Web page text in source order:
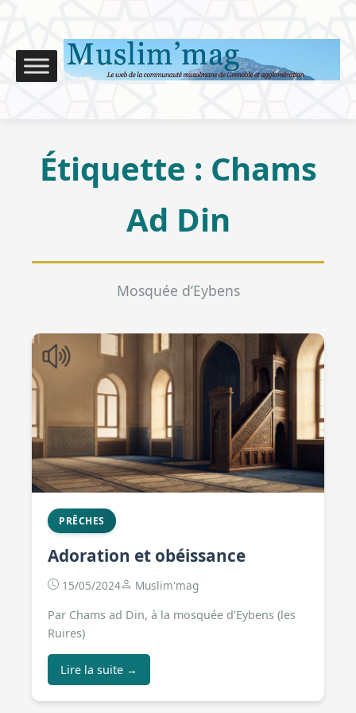
Étiquette : Chams
Ad Din
Mosquée d’Eybens
PRÊCHES
Adoration et obéissance
15/05/2024
Muslim'mag
Par Chams ad Din, à la mosquée d’Eybens (les
Ruires)
Lire la suite →